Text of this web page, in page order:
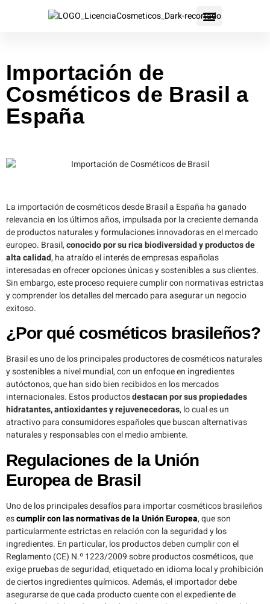
Importación de
Cosméticos de Brasil a
España
La importación de cosméticos desde Brasil a España ha ganado
relevancia en los últimos años, impulsada por la creciente demanda
de productos naturales y formulaciones innovadoras en el mercado
europeo. Brasil,conocido por su rica biodiversidad y productos de
alta calidad, ha atraído el interés de empresas españolas
interesadas en ofrecer opciones únicas y sostenibles a sus clientes.
Sin embargo, este proceso requiere cumplir con normativas estrictas
y comprender los detalles del mercado para asegurar un negocio
exitoso.
¿Por qué cosméticos brasileños?
Brasil es uno de los principales productores de cosméticos naturales
y sostenibles a nivel mundial, con un enfoque en ingredientes
autóctonos, que han sido bien recibidos en los mercados
internacionales. Estos productosdestacan por sus propiedades
hidratantes, antioxidantes y rejuvenecedoras, lo cual es un
atractivo para consumidores españoles que buscan alternativas
naturales y responsables con el medio ambiente.
Regulaciones de la Unión
Europea de Brasil
Uno de los principales desafíos para importar cosméticos brasileños
escumplir con las normativas de la Unión Europea, que son
particularmente estrictas en relación con la seguridad y los
ingredientes. En particular, los productos deben cumplir con el
Reglamento (CE) N.º 1223/2009 sobre productos cosméticos, que
exige pruebas de seguridad, etiquetado en idioma local y prohibición
de ciertos ingredientes químicos. Además, el importador debe
asegurarse de que cada producto cuente con el expediente de